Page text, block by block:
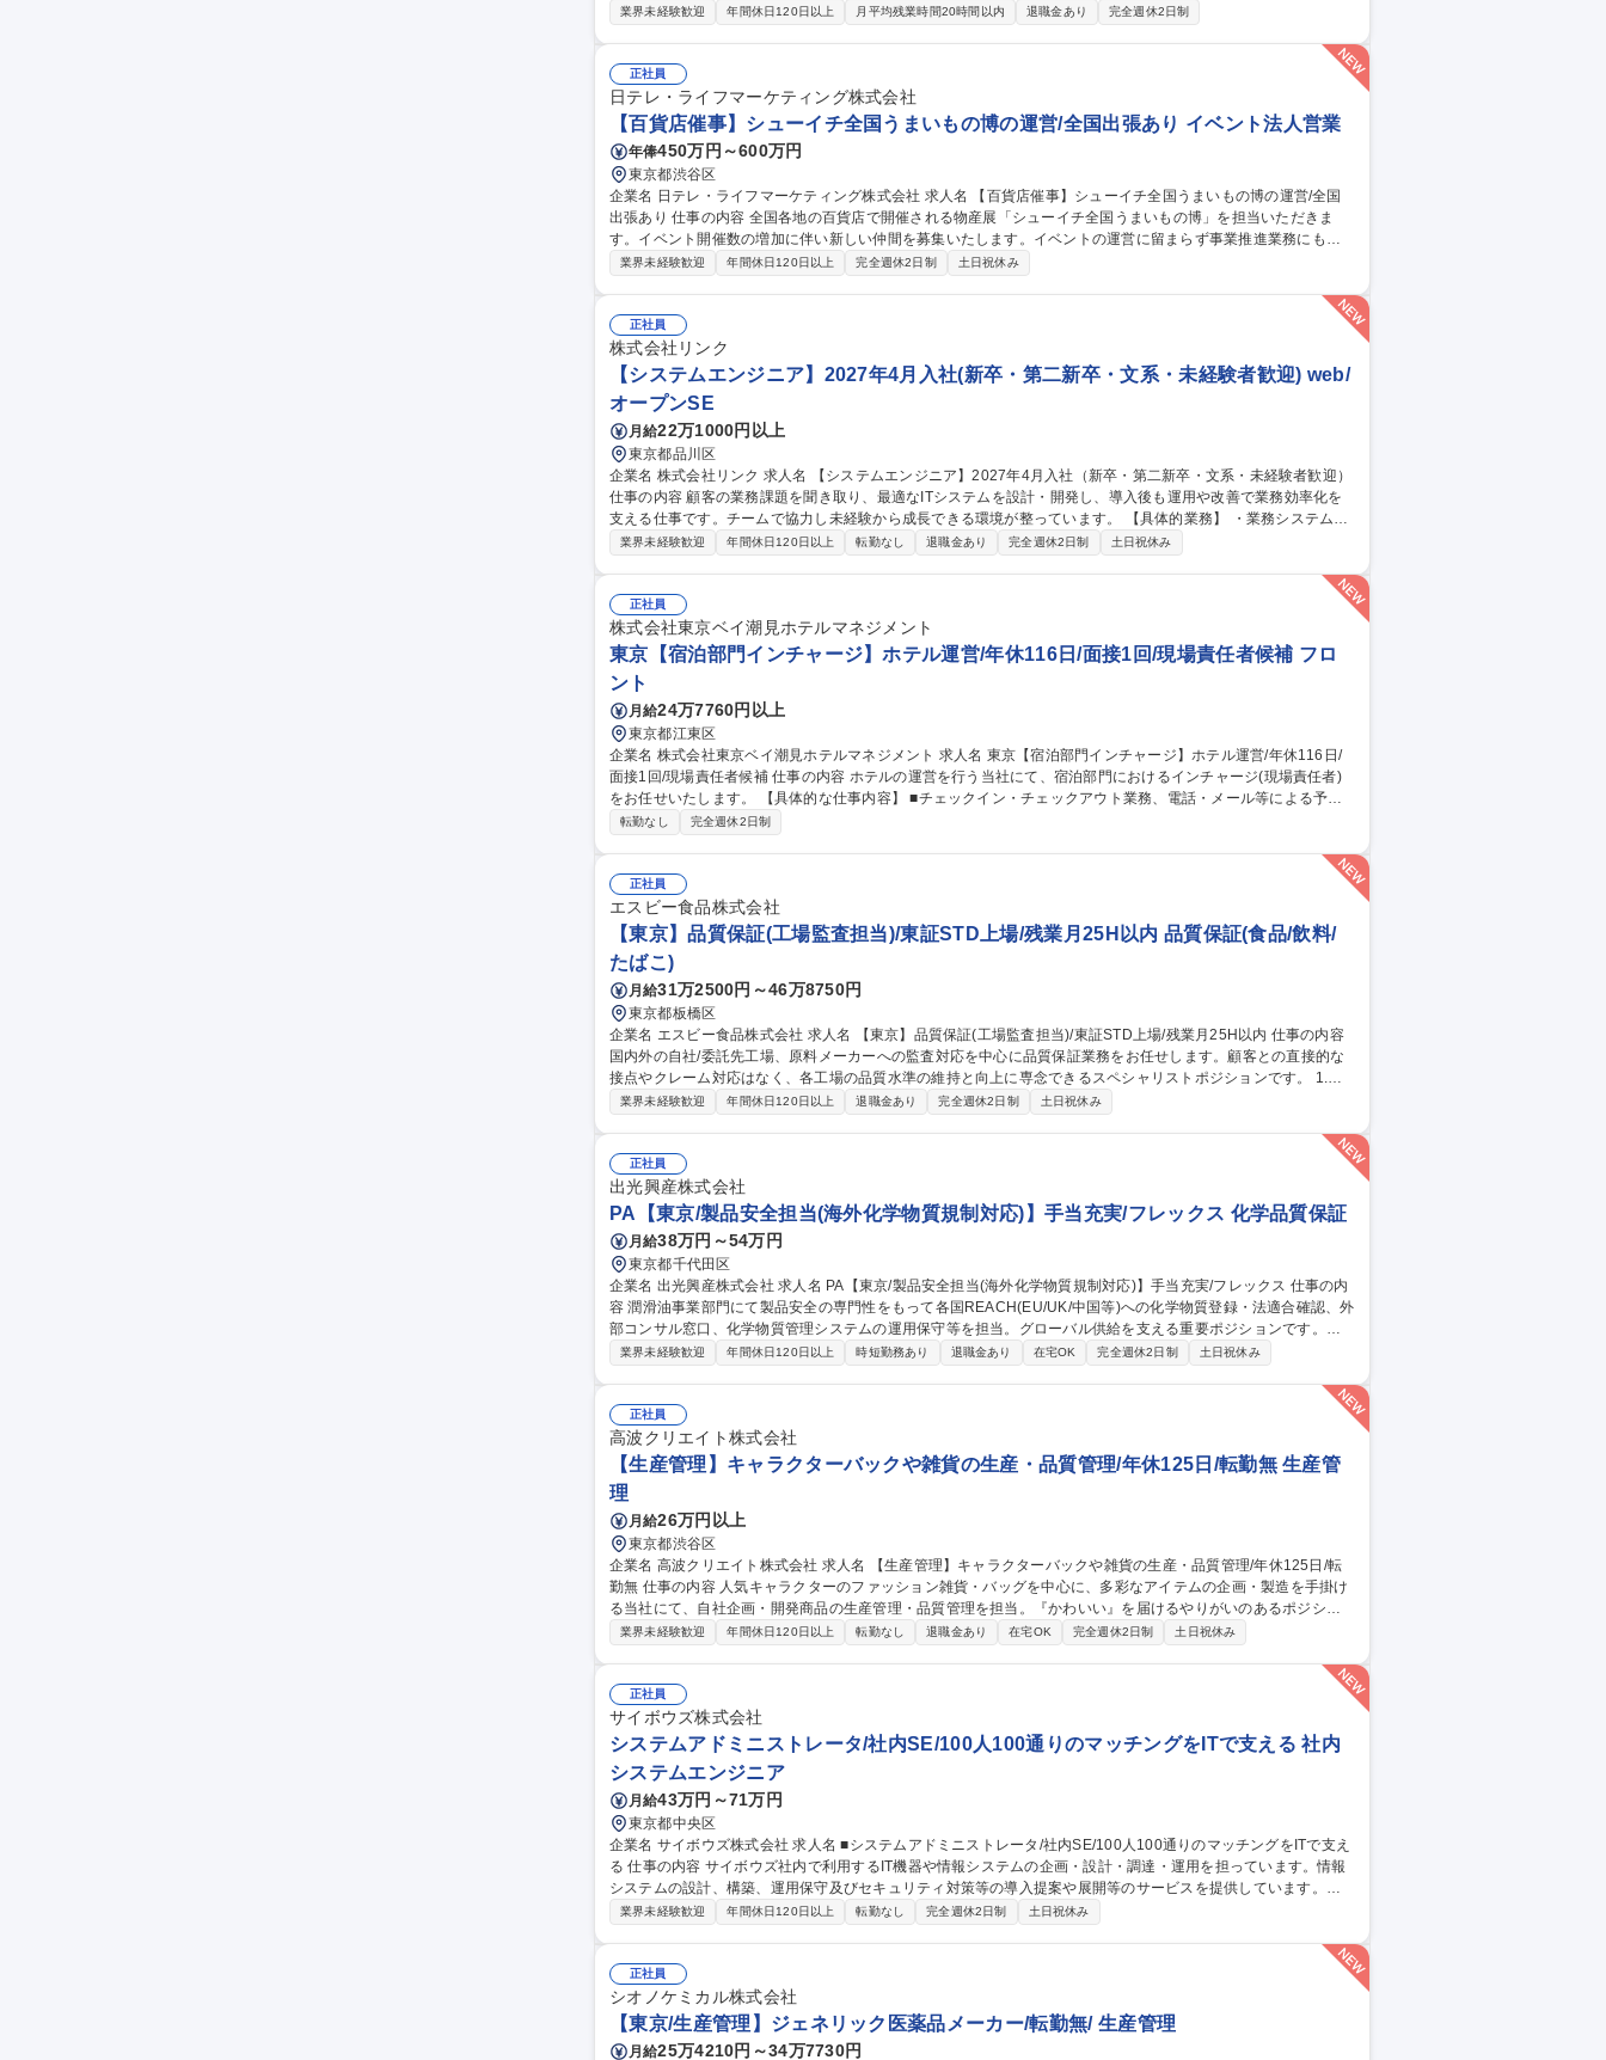
ご経験・適性・希望をもとに、以下の中から担当いただく業務を決定します。 ■給与・賞与管理業務■所得税対
年間休日124日/基本定時退社
業界未経験歓迎 年間休日120日以上 月平均残業時間20時間以内 退職金あり 完全週休2日制
正社員
日テレ・ライフマーケティング株式会社
【百貨店催事】シューイチ全国うまいもの博の運営/全国出張あり イベント法人営業
年俸450万円～600万円
東京都渋谷区
企業名 日テレ・ライフマーケティング株式会社 求人名 【百貨店催事】シューイチ全国うまいもの博の運営/全国
出張あり 仕事の内容 全国各地の百貨店で開催される物産展「シューイチ全国うまいもの博」を担当いただきま
す。イベント開催数の増加に伴い新しい仲間を募集いたします。イベントの運営に留まらず事業推進業務にも携
わっていただきます ■「シューイチ全国うまいもの博」の運営 ※メイン業務 1.イベントへの出店社誘致および管
シューイチ全国うまいもの博の運営/全国出張あり
業界未経験歓迎 年間休日120日以上 完全週休2日制 土日祝休み
正社員
株式会社リンク
【システムエンジニア】2027年4月入社(新卒・第二新卒・文系・未経験者歓迎) web/
オープンSE
月給22万1000円以上
東京都品川区
企業名 株式会社リンク 求人名 【システムエンジニア】2027年4月入社（新卒・第二新卒・文系・未経験者歓迎）
仕事の内容 顧客の業務課題を聞き取り、最適なITシステムを設計・開発し、導入後も運用や改善で業務効率化を
支える仕事です。チームで協力し未経験から成長できる環境が整っています。 【具体的業務】 ・業務システム・
Webシステムの設計・開発 ・テスト・導入支援 ・システム運用・保守 ・インフラ関連業務（案件による） 募集
業界未経験歓迎 年間休日120日以上 転勤なし 退職金あり 完全週休2日制 土日祝休み
正社員
株式会社東京ベイ潮見ホテルマネジメント
東京【宿泊部門インチャージ】ホテル運営/年休116日/面接1回/現場責任者候補 フロ
ント
月給24万7760円以上
東京都江東区
企業名 株式会社東京ベイ潮見ホテルマネジメント 求人名 東京【宿泊部門インチャージ】ホテル運営/年休116日/
面接1回/現場責任者候補 仕事の内容 ホテルの運営を行う当社にて、宿泊部門におけるインチャージ(現場責任者)
をお任せいたします。 【具体的な仕事内容】 ■チェックイン・チェックアウト業務、電話・メール等による予約
対応 ■館内案内、客室対応などのフロントサービス全般、ゲスト対応業務 ■スタッフへの指示・育成、オペレーシ
転勤なし 完全週休2日制
正社員
エスビー食品株式会社
【東京】品質保証(工場監査担当)/東証STD上場/残業月25H以内 品質保証(食品/飲料/
たばこ)
月給31万2500円～46万8750円
東京都板橋区
企業名 エスビー食品株式会社 求人名 【東京】品質保証(工場監査担当)/東証STD上場/残業月25H以内 仕事の内容
国内外の自社/委託先工場、原料メーカーへの監査対応を中心に品質保証業務をお任せします。顧客との直接的な
接点やクレーム対応はなく、各工場の品質水準の維持と向上に専念できるスペシャリストポジションです。 1.工
場監査:FSSC22000等の基準に則り月2-3回程度の国内出張と年1-2回の海外出張を通じ製造現場の監査や改善指導
ータ分析と対策立案。4.文書管理:品質基準書等の改定。現場と協調しながら課題を解決しブランドの根幹である
食の安全を上流工程から支えるやりがいがあります。 募集職種 【東京】品質保証(工場監査担当)/東証STD上場/残
業月25H以内
業界未経験歓迎 年間休日120日以上 退職金あり 完全週休2日制 土日祝休み
正社員
出光興産株式会社
PA【東京/製品安全担当(海外化学物質規制対応)】手当充実/フレックス 化学品質保証
月給38万円～54万円
東京都千代田区
企業名 出光興産株式会社 求人名 PA【東京/製品安全担当(海外化学物質規制対応)】手当充実/フレックス 仕事の内
容 潤滑油事業部門にて製品安全の専門性をもって各国REACH(EU/UK/中国等)への化学物質登録・法適合確認、外
部コンサル窓口、化学物質管理システムの運用保守等を担当。グローバル供給を支える重要ポジションです。
【業務詳細】■各国REACH(EU, UK, トルコ, 中国, 韓国, 台湾)への化学物質登録等の対■各国輸入実績数量の集計
リア】部門内に研究・製造・販売・サプライチェーンを擁し、将来的には専門職の極みだけでなく海外拠点や他
部門のマネジャーなど柔軟なキャリア形成が可能です。 募集職種 PA【東京/製品安全担当(海外化学物質規制対
応)】手当充実/フレックス
業界未経験歓迎 年間休日120日以上 時短勤務あり 退職金あり 在宅OK 完全週休2日制 土日祝休み
正社員
高波クリエイト株式会社
【生産管理】キャラクターバックや雑貨の生産・品質管理/年休125日/転勤無 生産管
理
月給26万円以上
東京都渋谷区
企業名 高波クリエイト株式会社 求人名 【生産管理】キャラクターバックや雑貨の生産・品質管理/年休125日/転
勤無 仕事の内容 人気キャラクターのファッション雑貨・バッグを中心に、多彩なアイテムの企画・製造を手掛け
る当社にて、自社企画・開発商品の生産管理・品質管理を担当。『かわいい』を届けるやりがいのあるポジショ
ンです。 有名ブランドやキャラクターライセンスを活用した商品の企画・開発・販売を行っています。企画段階
産スケジュールの組立て、工場へ見積依頼・価格交渉、サンプルの品質確認や検査の手配、ライセンス元様との
やり取り、輸入関連の書類の管理、国内倉庫での品質チェック、工場開拓などがございます。 募集職種 【生産管
理】キャラクターバックや雑貨の生産・品質管理/年休125日/転勤無
業界未経験歓迎 年間休日120日以上 転勤なし 退職金あり 在宅OK 完全週休2日制 土日祝休み
正社員
サイボウズ株式会社
システムアドミニストレータ/社内SE/100人100通りのマッチングをITで支える 社内
システムエンジニア
月給43万円～71万円
東京都中央区
企業名 サイボウズ株式会社 求人名 ■システムアドミニストレータ/社内SE/100人100通りのマッチングをITで支え
る 仕事の内容 サイボウズ社内で利用するIT機器や情報システムの企画・設計・調達・運用を担っています。情報
システムの設計、構築、運用保守及びセキュリティ対策等の導入提案や展開等のサービスを提供しています。
【業務内容】■サイボウズの働き方を支えるITシステムの設計/構築/運用保守■社内用IaaS/SaaS/Idpの設計/構築/運
※当社の企業理念を実現するための社内環境づくり、つまり「チームワークあふれる“会社”を創る」ために「いつ
でも、どこでも、誰とでも、最高の仕事ができるITを提供する」をミッションとしています 募集職種 ■システムア
ドミニストレータ/社内SE/100人100通りのマッチングをITで支える
業界未経験歓迎 年間休日120日以上 転勤なし 完全週休2日制 土日祝休み
正社員
シオノケミカル株式会社
【東京/生産管理】ジェネリック医薬品メーカー/転勤無/ 生産管理
月給25万4210円～34万7730円